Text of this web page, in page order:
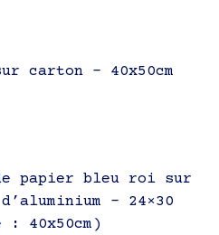
carton – 40x50cm
papier bleu roi sur
– 24×30
: 40x50cm)